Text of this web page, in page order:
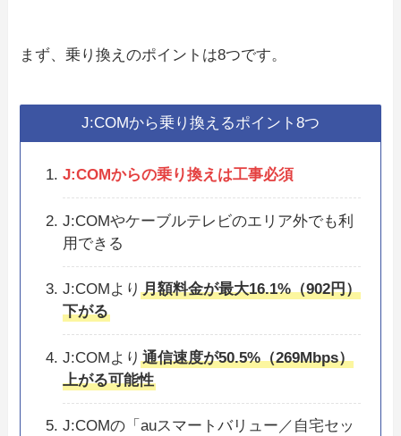
まず、乗り換えのポイントは8つです。
J:COMから乗り換えるポイント8つ
J:COMからの乗り換えは工事必須
J:COMやケーブルテレビのエリア外でも利
用できる
J:COMより月額料金が最大16.1%（902円）
下がる
J:COMより通信速度が50.5%（269Mbps）
上がる可能性
J:COMの「auスマートバリュー／自宅セッ